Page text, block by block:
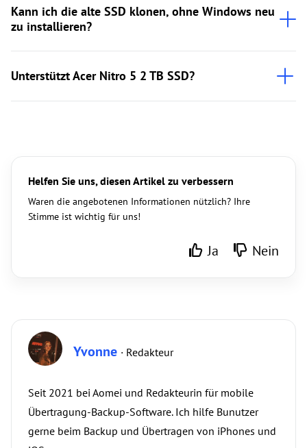
Kann ich die alte SSD klonen, ohne Windows neu
zu installieren?
Unterstützt Acer Nitro 5 2 TB SSD?
Helfen Sie uns, diesen Artikel zu verbessern
Waren die angebotenen Informationen nützlich? Ihre
Stimme ist wichtig für uns!
Ja Nein
Yvonne · Redakteur
Seit 2021 bei Aomei und Redakteurin für mobile
Übertragung-Backup-Software. Ich hilfe Bunutzer
gerne beim Backup und Übertragen von iPhones und